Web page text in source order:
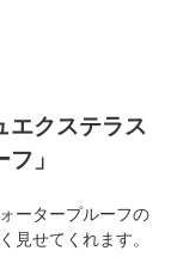
エクステラス
」
ータープルーフの
見せてくれます。